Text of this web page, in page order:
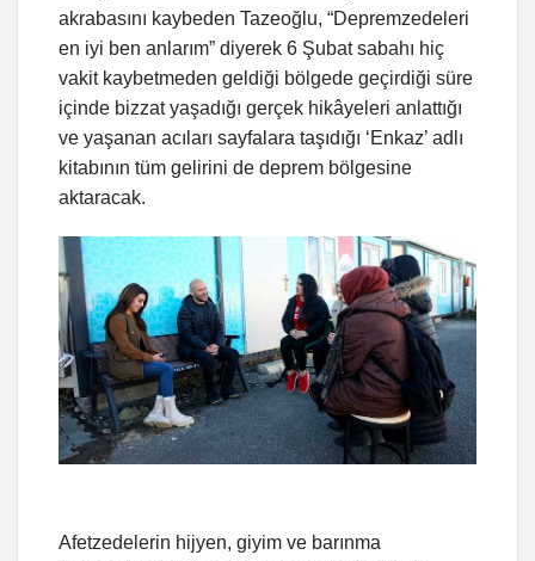
akrabasını kaybeden Tazeoğlu, “Depremzedeleri
en iyi ben anlarım” diyerek 6 Şubat sabahı hiç
vakit kaybetmeden geldiği bölgede geçirdiği süre
içinde bizzat yaşadığı gerçek hikâyeleri anlattığı
ve yaşanan acıları sayfalara taşıdığı ‘Enkaz’ adlı
kitabının tüm gelirini de deprem bölgesine
aktaracak.
Afetzedelerin hijyen, giyim ve barınma